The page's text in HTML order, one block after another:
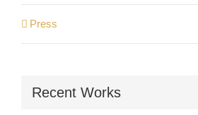
Press
Recent Works